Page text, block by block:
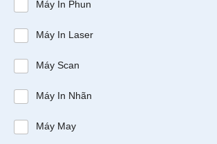
Máy In Phun
Máy In Laser
Máy Scan
Máy In Nhãn
Máy May